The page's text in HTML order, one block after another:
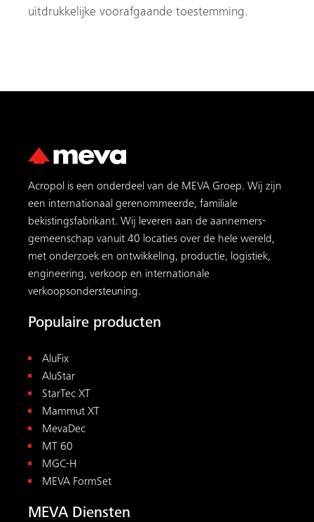
uitdrukkelijke voorafgaande toestemming.
Acropol is een onderdeel van de MEVA Groep. Wij zijn
een internationaal gerenommeerde, familiale
bekistingsfabrikant. Wij leveren aan de aannemers­
gemeenschap vanuit 40 locaties over de hele wereld,
met onderzoek en ontwikkeling, productie, logistiek,
engineering, verkoop en internationale
verkoopsondersteuning.
Populaire producten
AluFix
AluStar
StarTec XT
Mammut XT
MevaDec
MT 60
MGC-H
MEVA FormSet
MEVA Diensten